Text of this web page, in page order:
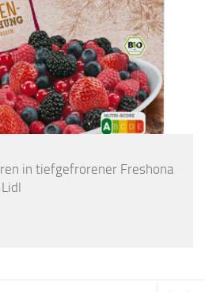
in tiefgefrorener Freshona